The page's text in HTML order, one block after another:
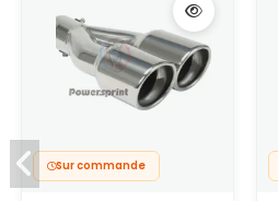
Sur commande